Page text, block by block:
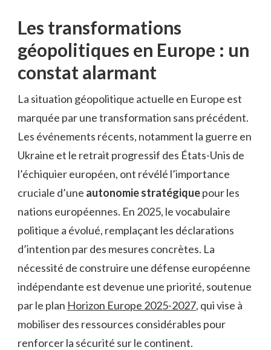
Les transformations
géopolitiques en Europe : un
constat alarmant
La situation géopolitique actuelle en Europe est
marquée par une transformation sans précédent.
Les événements récents, notamment la guerre en
Ukraine et le retrait progressif des États-Unis de
l’échiquier européen, ont révélé l’importance
cruciale d’une autonomie stratégiquepour les
nations européennes. En 2025, le vocabulaire
politique a évolué, remplaçant les déclarations
d’intention par des mesures concrètes. La
nécessité de construire une défense européenne
indépendante est devenue une priorité, soutenue
par le plan Horizon Europe 2025-2027, qui vise à
mobiliser des ressources considérables pour
renforcer la sécurité sur le continent.